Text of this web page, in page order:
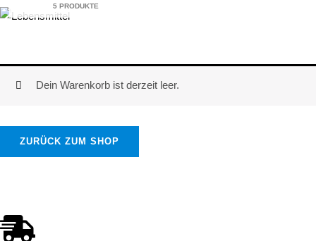
5 PRODUKTE
Dein Warenkorb ist derzeit leer.
ZURÜCK ZUM SHOP